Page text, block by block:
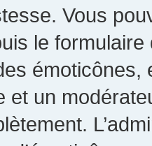
Vous
le
et un